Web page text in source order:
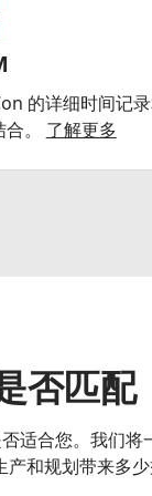
的详细时间记
。 了解更多
否匹配
适合您。我们将
产和规划带来多